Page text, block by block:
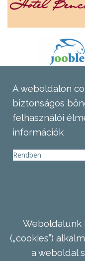
A weboldalon
biztonságos
felhasználói
információk
Rendben
Weboldalunk
(„cookies”)
a weboldal